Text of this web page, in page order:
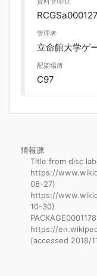
管理者
立命館大学ゲ
配架場所
C97
情報源
Title from disc
https://
08-27)
https://
10-30)
PACKAGE0001178
https://
(accessed 2018/